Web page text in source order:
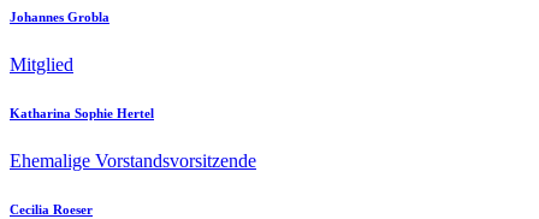
Johannes Grobla
Mitglied
Katharina Sophie Hertel
Ehemalige Vorstandsvorsitzende
Cecilia Roeser